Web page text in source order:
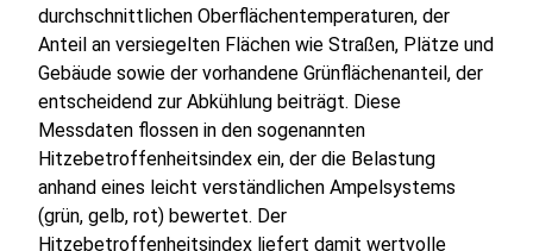
durchschnittlichen Oberflächentemperaturen, der
Anteil an versiegelten Flächen wie Straßen, Plätze und
Gebäude sowie der vorhandene Grünflächenanteil, der
entscheidend zur Abkühlung beiträgt. Diese
Messdaten flossen in den sogenannten
Hitzebetroffenheitsindex ein, der die Belastung
anhand eines leicht verständlichen Ampelsystems
(grün, gelb, rot) bewertet. Der
Hitzebetroffenheitsindex liefert damit wertvolle